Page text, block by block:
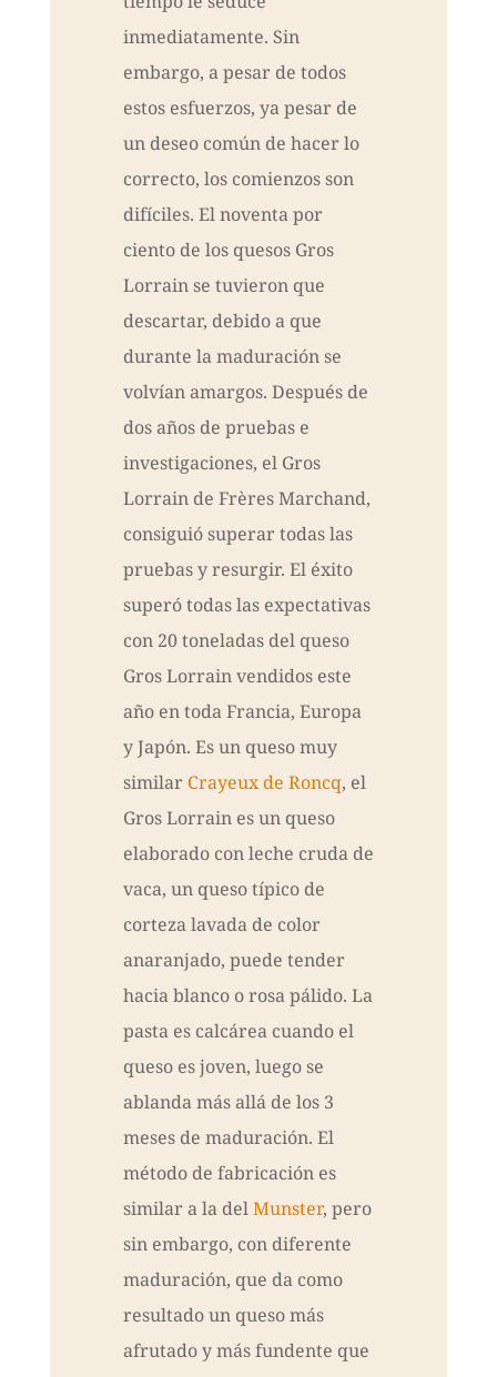
inmediatamente. Sin
embargo, a pesar de todos
estos esfuerzos, ya pesar de
un deseo común de hacer lo
correcto, los comienzos son
difíciles. El noventa por
ciento de los quesos Gros
Lorrain se tuvieron que
descartar, debido a que
durante la maduración se
volvían amargos. Después de
dos años de pruebas e
investigaciones, el Gros
Lorrain de Frères Marchand,
consiguió superar todas las
pruebas y resurgir. El éxito
superó todas las expectativas
con 20 toneladas del queso
Gros Lorrain vendidos este
año en toda Francia, Europa
y Japón. Es un queso muy
similar Crayeux de Roncq, el
Gros Lorrain es un queso
elaborado con leche cruda de
vaca, un queso típico de
corteza lavada de color
anaranjado, puede tender
hacia blanco o rosa pálido. La
pasta es calcárea cuando el
queso es joven, luego se
ablanda más allá de los 3
meses de maduración. El
método de fabricación es
similar a la delMunster, pero
sin embargo, con diferente
maduración, que da como
resultado un queso más
afrutado y más fundente que